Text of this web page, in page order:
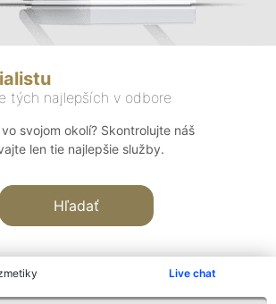
Live chat
tých najlepších v odbore
svojom okolí? Skontrolujte náš
len tie najlepšie služby.
Hľadať